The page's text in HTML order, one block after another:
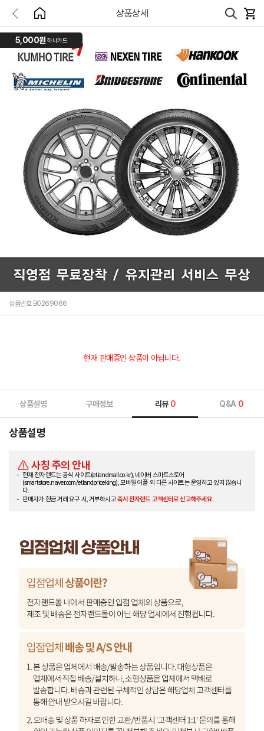
상품상세
5,000원 하나카드
상품번호 B0269066
현재 판매중인 상품이 아닙니다.
상품설명 구매정보 리뷰 0 Q&A 0
상품설명
사칭 주의 안내
현재 전자랜드는 공식 사이트(etlandmall.co.kr), 네이버 스마트스토어
(smartstore.naver.com/etlandpriceking), 모바일 어플 외 다른 사이트는 운영하고 있지 않습니
다.
판매자가 현금 거래 요구 시, 거부하시고즉시 전자랜드 고객센터로 신고해주세요.